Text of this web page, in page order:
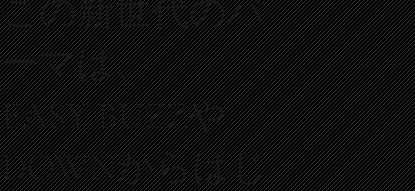
この新世代のパ
ーマは、
EASY BUZZや
DOWNからはじ